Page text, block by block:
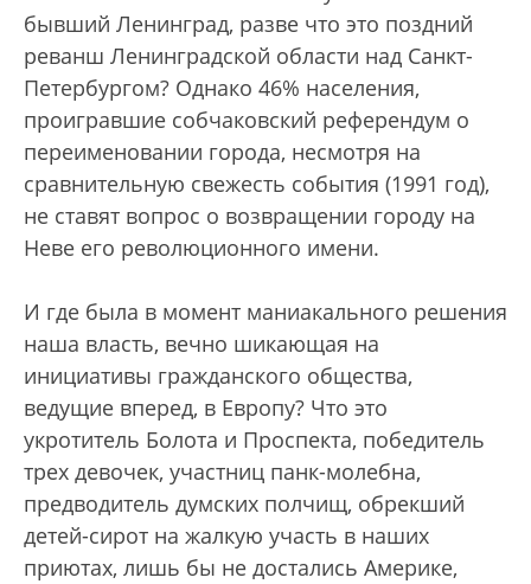
бывший Ленинград, разве что это поздний
реванш Ленинградской области над Санкт-
Петербургом? Однако 46% населения,
проигравшие собчаковский референдум о
переименовании города, несмотря на
сравнительную свежесть события (1991 год),
не ставят вопрос о возвращении городу на
Неве его революционного имени.
И где была в момент маниакального решения
наша власть, вечно шикающая на
инициативы гражданского общества,
ведущие вперед, в Европу? Что это
укротитель Болота и Проспекта, победитель
трех девочек, участниц панк-молебна,
предводитель думских полчищ, обрекший
детей-сирот на жалкую участь в наших
приютах, лишь бы не достались Америке,